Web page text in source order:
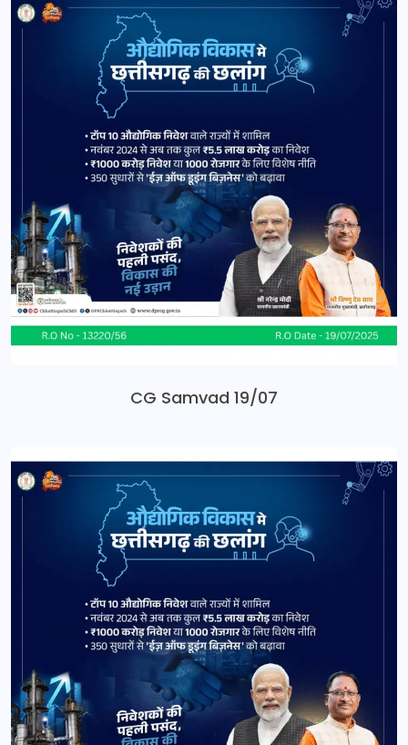
CG Samvad 19/07